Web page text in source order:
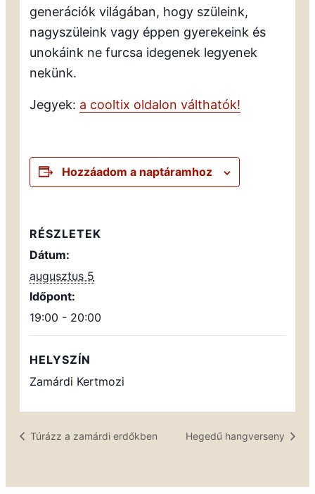
generációk világában, hogy szüleink,
nagyszüleink vagy éppen gyerekeink és
unokáink ne furcsa idegenek legyenek
nekünk.
Jegyek: a cooltix oldalon válthatók!
Hozzáadom a naptáramhoz
RÉSZLETEK
Dátum:
augusztus 5
Időpont:
19:00 - 20:00
HELYSZÍN
Zamárdi Kertmozi
Túrázz a zamárdi erdőkben Hegedű hangverseny